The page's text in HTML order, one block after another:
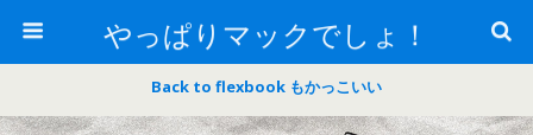
やっぱりマックでしょ！
Back to flexbook もかっこいい